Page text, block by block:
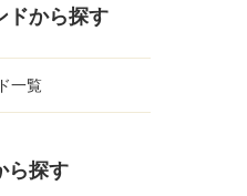
ドから探す
一覧
ら探す